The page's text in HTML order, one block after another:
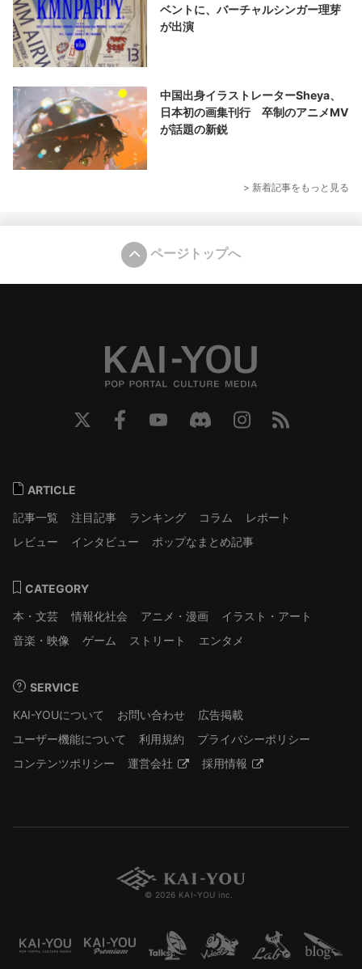
ベントに、バーチャルシンガー理芽
が出演
中国出身イラストレーターSheya、
日本初の画集刊行 卒制のアニメMV
が話題の新鋭
> 新着記事をもっと見る
ページトップへ
ARTICLE
記事一覧
注目記事 ランキング コラム
レポート
レビュー
インタビュー ポップなまとめ記事
CATEGORY
本・文芸
情報化社会 アニメ・漫画
イラスト・アート
音楽・映像
ゲーム ストリート エンタメ
SERVICE
KAI-YOUについて
お問い合わせ
広告掲載
ユーザー機能について
利用規約
プライバシーポリシー
コンテンツポリシー
運営会社 採用情報
© 2026 KAI-YOU inc.